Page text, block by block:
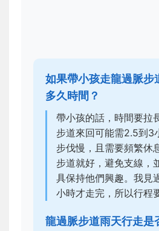
如果帶小孩走龍過脈步
多久時間？
帶小孩的話，時間要拉
步道來回可能需2.5到3
步伐慢，且需要頻繁休
步道就好，避免支線，
具保持他們興趣。我見
小時才走完，所以行程
龍過脈步道雨天行走是